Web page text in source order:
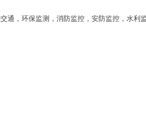
通，环保监测，消防监控，安防监控，水